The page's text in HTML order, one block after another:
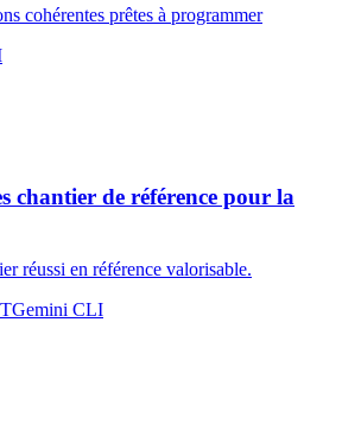
cohérentes prêtes à programmer
chantier de référence pour la
réussi en référence valorisable.
Gemini CLI